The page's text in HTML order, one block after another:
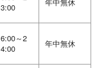
3:00
6:00～2
4:00
年中無休